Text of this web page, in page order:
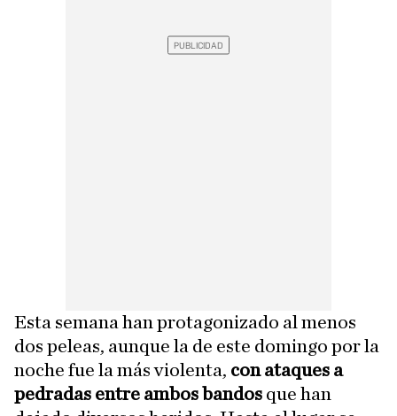
Esta semana han protagonizado al menos
dos peleas, aunque la de este domingo por la
noche fue la más violenta, con ataques a
pedradas entre ambos bandos que han